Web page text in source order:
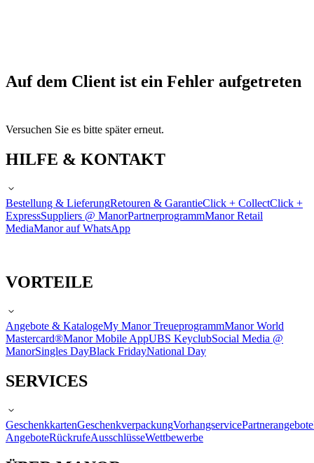
Auf dem Client ist ein Fehler aufgetreten
Versuchen Sie es bitte später erneut.
HILFE & KONTAKT
Bestellung & LieferungRetouren & GarantieClick + CollectClick +
ExpressSuppliers @ ManorPartnerprogrammManor Retail
MediaManor auf WhatsApp
VORTEILE
Angebote & KatalogeMy Manor TreueprogrammManor World
Mastercard®Manor Mobile AppUBS KeyclubSocial Media @
ManorSingles DayBlack FridayNational Day
SERVICES
GeschenkkartenGeschenkverpackungVorhangservicePartnerangebote
AngeboteRückrufeAusschlüsseWettbewerbe